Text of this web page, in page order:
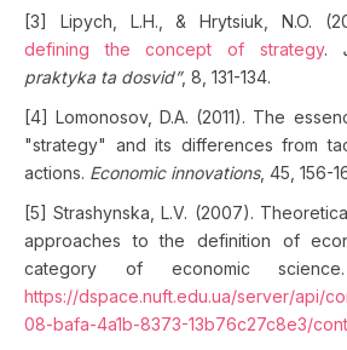
[3] Lipych, L.H., & Hrytsiuk, N.O.
defining the concept of strategy.
praktyka ta dosvid”, 8, 131-134.
[4] Lomonosov, D.A. (2011). The
"strategy" and its differences from
actions. Economic innovations, 45, 156-
[5] Strashynska, L.V. (2007).
approaches to the definition of
category of economic
https://dspace.nuft.edu.ua/server/api/
08-bafa-4a1b-8373-13b76c27c8e3/